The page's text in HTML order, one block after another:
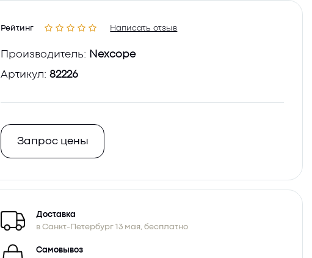
Рейтинг Написать отзыв
Производитель: Nexcope
Артикул: 82226
Запрос цены
Доставка
в Санкт-Петербург 13 мая, бесплатно
Самовывоз